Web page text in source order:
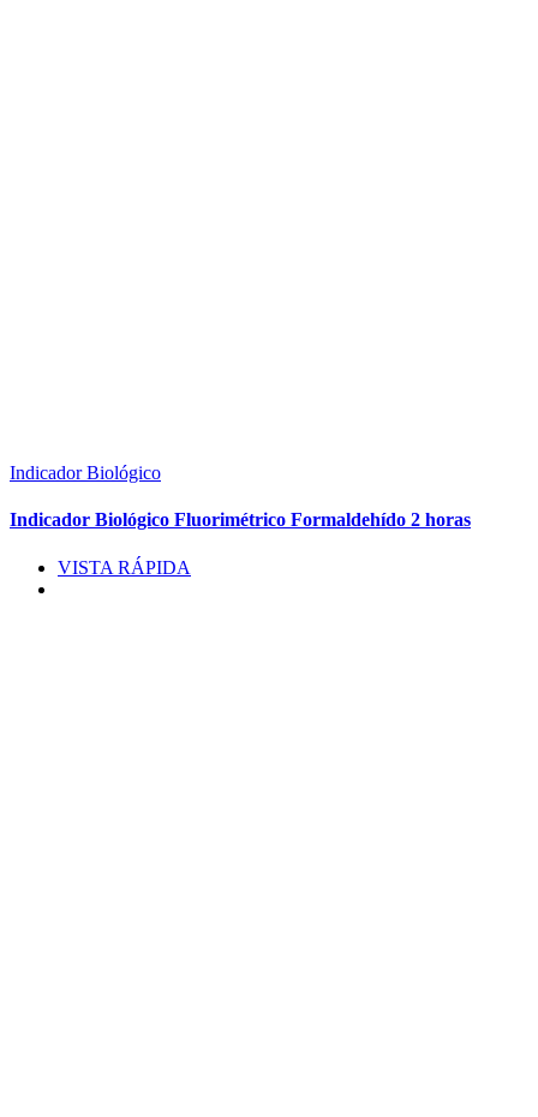
Indicador Biológico
Indicador Biológico Fluorimétrico Formaldehído 2 horas
VISTA RÁPIDA